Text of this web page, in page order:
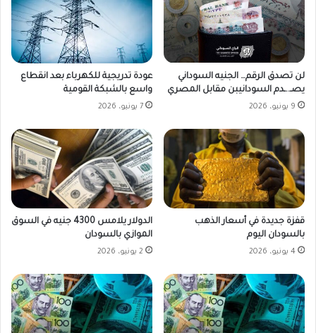
لن تصدق الرقم… الجنيه السوداني
يصـ..ـدم السودانيبن مقابل المصري
9 يونيو، 2026
عودة تدريجية للكهرباء بعد انقطاع
واسع بالشبكة القومية
7 يونيو، 2026
قفزة جديدة في أسعار الذهب
بالسودان اليوم
4 يونيو، 2026
الدولار يلامس 4300 جنيه في السوق
الموازي بالسودان
2 يونيو، 2026